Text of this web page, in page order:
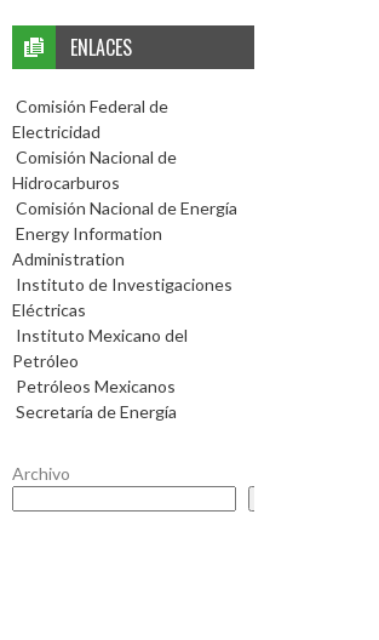
ENLACES
Comisión Federal de
Electricidad
Comisión Nacional de
Hidrocarburos
Comisión Nacional de Energía
Energy Information
Administration
Instituto de Investigaciones
Eléctricas
Instituto Mexicano del
Petróleo
Petróleos Mexicanos
Secretaría de Energía
Archivo